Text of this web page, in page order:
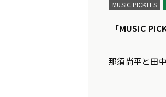
MUSIC PICKLES
「MUSIC
那須尚平と田